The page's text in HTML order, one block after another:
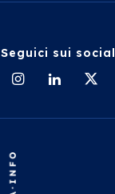
Seguici sui social